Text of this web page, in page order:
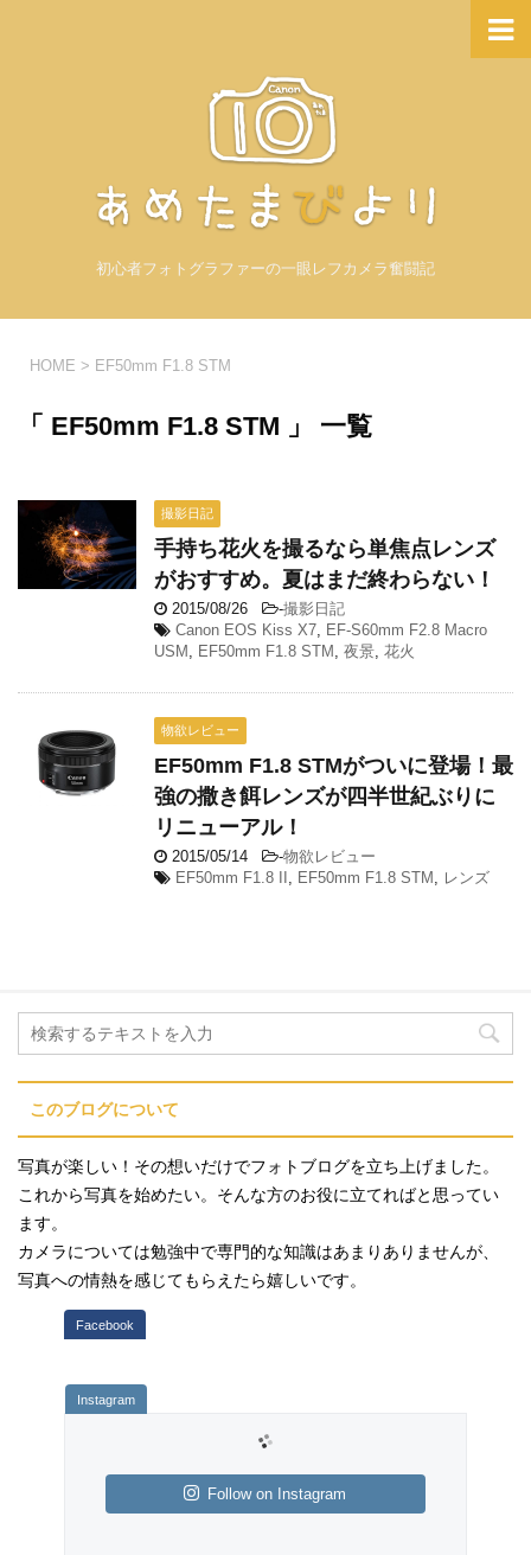
初心者フォトグラファーの一眼レフカメラ奮闘記
HOME > EF50mm F1.8 STM
「 EF50mm F1.8 STM 」 一覧
撮影日記
手持ち花火を撮るなら単焦点レンズ
がおすすめ。夏はまだ終わらない！
2015/08/26 -撮影日記
Canon EOS Kiss X7, EF-S60mm F2.8 Macro
USM , EF50mm F1.8 STM , 夜景, 花火
物欲レビュー
EF50mm F1.8 STMがついに登場！最
強の撒き餌レンズが四半世紀ぶりに
リニューアル！
2015/05/14 -物欲レビュー
EF50mm F1.8 II , EF50mm F1.8 STM , レンズ
このブログについて
写真が楽しい！その想いだけでフォトブログを立ち上げました。
これから写真を始めたい。そんな方のお役に立てればと思ってい
ます。
カメラについては勉強中で専門的な知識はあまりありませんが、
写真への情熱を感じてもらえたら嬉しいです。
Follow on Instagram